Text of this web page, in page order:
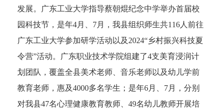
发展。广东工业大学指导蔡朝焜纪念中学举办首届校
园科技节，是年4月、7月，我县组织师生共116人前往
广东工业大学参加研学活动以及2024“乡村振兴科技夏
令营”活动。广东职业技术学院组建了4支美育浸润计
划团队，覆盖全县美术老师、音乐老师以及幼儿学前
教育老师，惠及4000多名学生；是年6月、7月，分别
对我县47名心理健康教育教师、49名幼儿教师开展培